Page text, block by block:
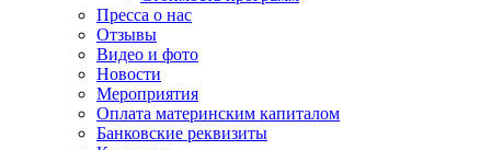
Пресса о нас
Отзывы
Видео и фото
Новости
Мероприятия
Оплата материнским капиталом
Банковские реквизиты